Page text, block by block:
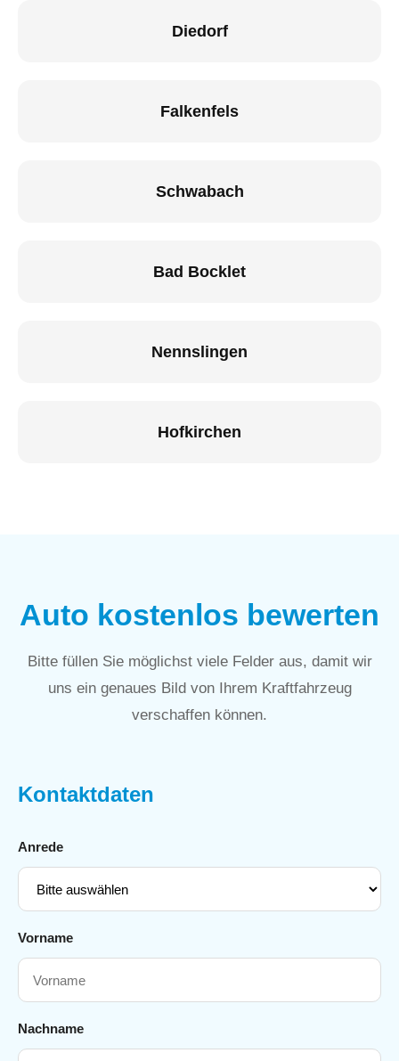
Diedorf
Falkenfels
Schwabach
Bad Bocklet
Nennslingen
Hofkirchen
Auto kostenlos bewerten
Bitte füllen Sie möglichst viele Felder aus, damit wir
uns ein genaues Bild von Ihrem Kraftfahrzeug
verschaffen können.
Kontaktdaten
Anrede
Vorname
Nachname